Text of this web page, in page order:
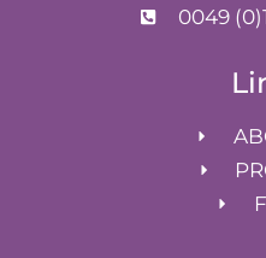
0049